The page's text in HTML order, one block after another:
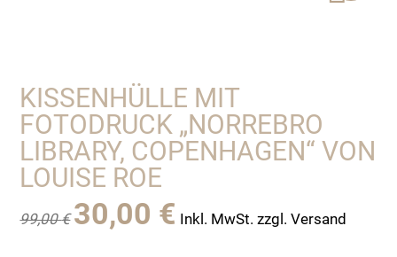
KISSENHÜLLE MIT
FOTODRUCK „NORREBRO
LIBRARY, COPENHAGEN“ VON
LOUISE ROE
99,00€
Ursprünglicher
Preis
30,00 € Preis
Inkl. MwSt. zzgl. Versand